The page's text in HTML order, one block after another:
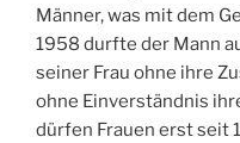
Männer, was mit dem
1958 durfte der Mann
seiner Frau ohne ihre
ohne Einverständnis
dürfen Frauen erst seit